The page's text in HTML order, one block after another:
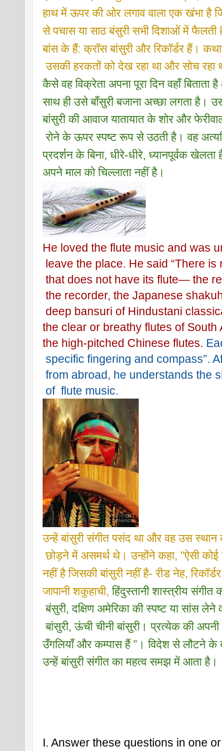
हाथ में ऊपर की ओर लगाव वाला एक खंभा है
से पचास या साठ बंसुरी सभी दिशाओं में
बांस के हैं: क्रॉस बांसुरी और रिकॉर्डर हैं।
उसकी हरकतों को देख रहा था और सोच रहा
कैसे वह विक्रेता अपना पूरा दिन वहाँ बिताता
साथ ही उसे बाँसुरी बजाना अच्छा लगता है।
बांसुरी की आवाज यातायात के शोर और
रोने के ऊपर स्पष्ट रूप से उठती है। वह
प्रदर्शन के बिना, धीरे-धीरे, ध्यानपूर्वक
अपने माल को चिल्लाता नहीं है।
He loved the flute music and was
leave the place. He said “There is
that does not have its flute— the
the recorder, the Japanese
deep bansuri of Hindustani
the clear or breathy flutes of South
the high-pitched Chinese flutes.
specific fingering and compass”.
from abroad, he understands the
of  flute music.
उन्हें बांसुरी संगीत पसंद था और वह उस स्थान
छोड़ने में असमर्थ थे। उन्होंने कहा, "ऐसी
नहीं है जिसकी बांसुरी नहीं है- रीड नेह,
जापानी शकुहाची, हिंदुस्तानी शास्त्रीय संगीत
बंसुरी, दक्षिण अमेरिका की स्पष्ट या सांस लेने
बांसुरी, ऊंची चीनी बांसुरी। प्रत्येक की अपनी
उँगलियाँ और कम्पास हैं ”। विदेश से लौटने के
उन्हें बांसुरी संगीत का महत्व समझ में आता है।
I. Answer these questions in one